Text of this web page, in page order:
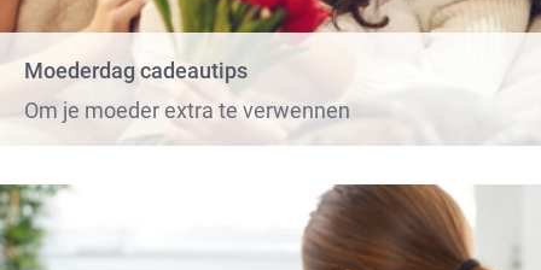
Moederdag cadeautips
Om je moeder extra te verwennen